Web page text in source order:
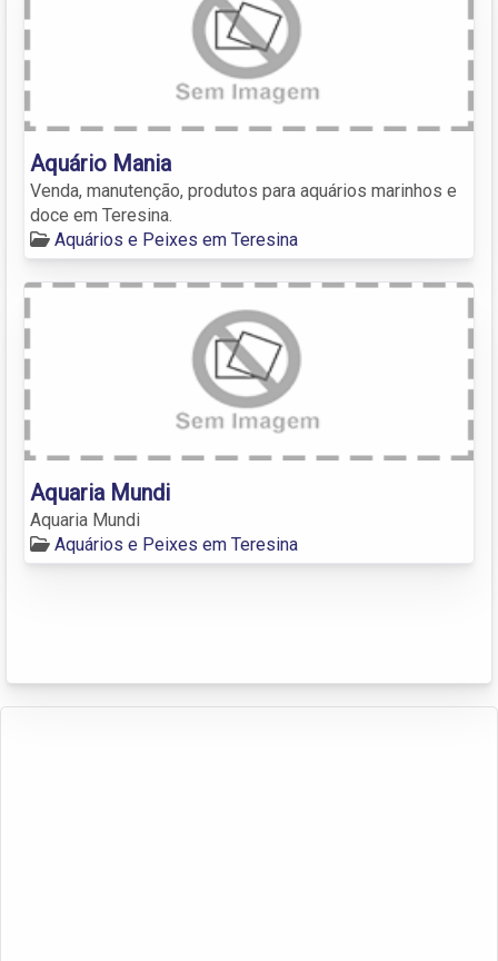
Aquário Mania
Venda, manutenção, produtos para aquários marinhos e
doce em Teresina.
Aquários e Peixes em Teresina
Aquaria Mundi
Aquaria Mundi
Aquários e Peixes em Teresina